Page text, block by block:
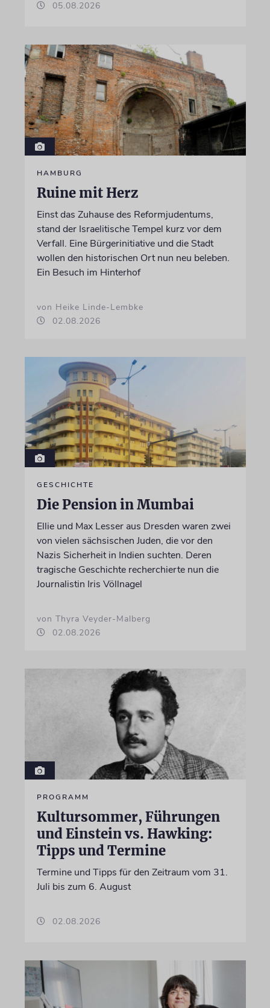
05.08.2026
HAMBURG
Ruine mit Herz
Einst das Zuhause des Reformjudentums,
stand der Israelitische Tempel kurz vor dem
Verfall. Eine Bürgerinitiative und die Stadt
wollen den historischen Ort nun neu beleben.
Ein Besuch im Hinterhof
von Heike Linde-Lembke
02.08.2026
GESCHICHTE
Die Pension in Mumbai
Ellie und Max Lesser aus Dresden waren zwei
von vielen sächsischen Juden, die vor den
Nazis Sicherheit in Indien suchten. Deren
tragische Geschichte recherchierte nun die
Journalistin Iris Völlnagel
von Thyra Veyder-Malberg
02.08.2026
PROGRAMM
Kultursommer, Führungen
und Einstein vs. Hawking:
Tipps und Termine
Termine und Tipps für den Zeitraum vom 31.
Juli bis zum 6. August
02.08.2026